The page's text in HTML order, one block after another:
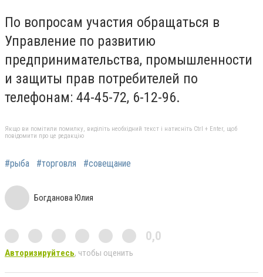
По вопросам участия обращаться в
Управление по развитию
предпринимательства, промышленности
и защиты прав потребителей по
телефонам: 44-45-72, 6-12-96.
Якщо ви помітили помилку, виділіть необхідний текст і натисніть Ctrl + Enter, щоб
повідомити про це редакцію
#рыба #торговля #совещание
Богданова Юлия
0,0
Авторизируйтесь, чтобы оценить